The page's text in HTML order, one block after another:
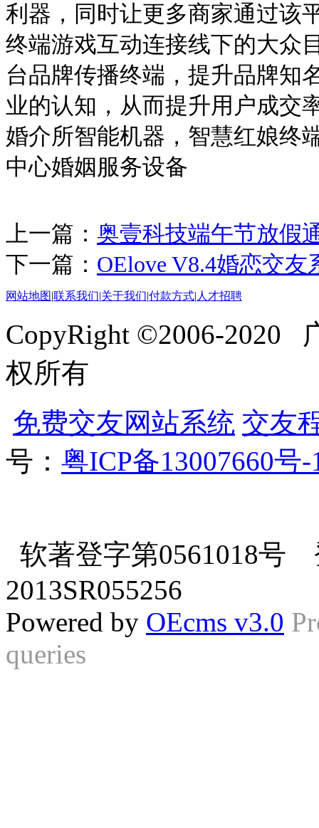
利器，同时让更多商家通过该
终端游戏互动连接线下的大众
台品牌传播终端，提升品牌知
业的认知，从而提升用户成交
婚介所智能机器，智慧红娘终
中心婚姻服务设备
上一篇： 奥壹科技端午节放假
下一篇： OElove V8.4婚恋交
网站地图|联系我们|关于我们|付款方式| 人才招聘
CopyRight ©2006-2020
权所有
免费交友网站系统 交友
号： 粤ICP备13007660号-
软著登字第0561018号
2013SR055256
Powered by OEcms v3.0
queries